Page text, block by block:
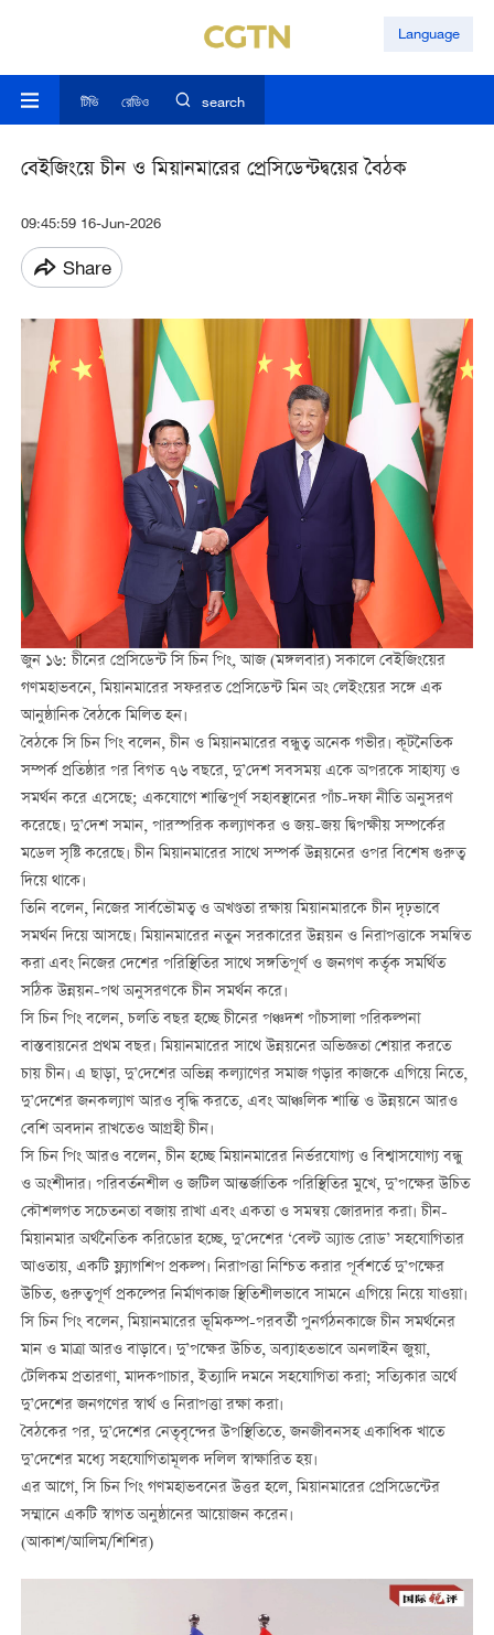
Language
টিভি রেডিও search
বেইজিংয়ে চীন ও মিয়ানমারের প্রেসিডেন্টদ্বয়ের বৈঠক
09:45:59 16-Jun-2026
Share
জুন ১৬: চীনের প্রেসিডেন্ট সি চিন পিং, আজ (মঙ্গলবার) সকালে বেইজিংয়ের
গণমহাভবনে, মিয়ানমারের সফররত প্রেসিডেন্ট মিন অং লেইংয়ের সঙ্গে এক
আনুষ্ঠানিক বৈঠকে মিলিত হন।
বৈঠকে সি চিন পিং বলেন, চীন ও মিয়ানমারের বন্ধুত্ব অনেক গভীর। কূটনৈতিক
সম্পর্ক প্রতিষ্ঠার পর বিগত ৭৬ বছরে, দু’দেশ সবসময় একে অপরকে সাহায্য ও
সমর্থন করে এসেছে; একযোগে শান্তিপূর্ণ সহাবস্থানের পাঁচ-দফা নীতি অনুসরণ
করেছে। দু’দেশ সমান, পারস্পরিক কল্যাণকর ও জয়-জয় দ্বিপক্ষীয় সম্পর্কের
মডেল সৃষ্টি করেছে। চীন মিয়ানমারের সাথে সম্পর্ক উন্নয়নের ওপর বিশেষ গুরুত্ব
দিয়ে থাকে।
তিনি বলেন, নিজের সার্বভৌমত্ব ও অখণ্ডতা রক্ষায় মিয়ানমারকে চীন দৃঢ়ভাবে
সমর্থন দিয়ে আসছে। মিয়ানমারের নতুন সরকারের উন্নয়ন ও নিরাপত্তাকে সমন্বিত
করা এবং নিজের দেশের পরিস্থিতির সাথে সঙ্গতিপূর্ণ ও জনগণ কর্তৃক সমর্থিত
সঠিক উন্নয়ন-পথ অনুসরণকে চীন সমর্থন করে।
সি চিন পিং বলেন, চলতি বছর হচ্ছে চীনের পঞ্চদশ পাঁচসালা পরিকল্পনা
বাস্তবায়নের প্রথম বছর। মিয়ানমারের সাথে উন্নয়নের অভিজ্ঞতা শেয়ার করতে
চায় চীন। এ ছাড়া, দু’দেশের অভিন্ন কল্যাণের সমাজ গড়ার কাজকে এগিয়ে নিতে,
দু’দেশের জনকল্যাণ আরও বৃদ্ধি করতে, এবং আঞ্চলিক শান্তি ও উন্নয়নে আরও
বেশি অবদান রাখতেও আগ্রহী চীন।
সি চিন পিং আরও বলেন, চীন হচ্ছে মিয়ানমারের নির্ভরযোগ্য ও বিশ্বাসযোগ্য বন্ধু
ও অংশীদার। পরিবর্তনশীল ও জটিল আন্তর্জাতিক পরিস্থিতির মুখে, দু’পক্ষের উচিত
কৌশলগত সচেতনতা বজায় রাখা এবং একতা ও সমন্বয় জোরদার করা। চীন-
মিয়ানমার অর্থনৈতিক করিডোর হচ্ছে, দু’দেশের ‘বেল্ট অ্যান্ড রোড’ সহযোগিতার
আওতায়, একটি ফ্ল্যাগশিপ প্রকল্প। নিরাপত্তা নিশ্চিত করার পূর্বশর্তে দু’পক্ষের
উচিত, গুরুত্বপূর্ণ প্রকল্পের নির্মাণকাজ স্থিতিশীলভাবে সামনে এগিয়ে নিয়ে যাওয়া।
সি চিন পিং বলেন, মিয়ানমারের ভূমিকম্প-পরবর্তী পুনর্গঠনকাজে চীন সমর্থনের
মান ও মাত্রা আরও বাড়াবে। দু’পক্ষের উচিত, অব্যাহতভাবে অনলাইন জুয়া,
টেলিকম প্রতারণা, মাদকপাচার, ইত্যাদি দমনে সহযোগিতা করা; সত্যিকার অর্থে
দু’দেশের জনগণের স্বার্থ ও নিরাপত্তা রক্ষা করা।
বৈঠকের পর, দু’দেশের নেতৃবৃন্দের উপস্থিতিতে, জনজীবনসহ একাধিক খাতে
দু’দেশের মধ্যে সহযোগিতামূলক দলিল স্বাক্ষারিত হয়।
এর আগে, সি চিন পিং গণমহাভবনের উত্তর হলে, মিয়ানমারের প্রেসিডেন্টের
সম্মানে একটি স্বাগত অনুষ্ঠানের আয়োজন করেন।
(আকাশ/আলিম/শিশির)